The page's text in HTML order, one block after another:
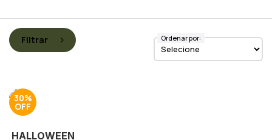
Filtrar Ordenar por:
30%
HALLOWEEN